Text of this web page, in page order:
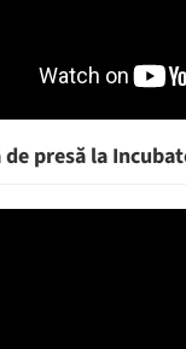
presă la